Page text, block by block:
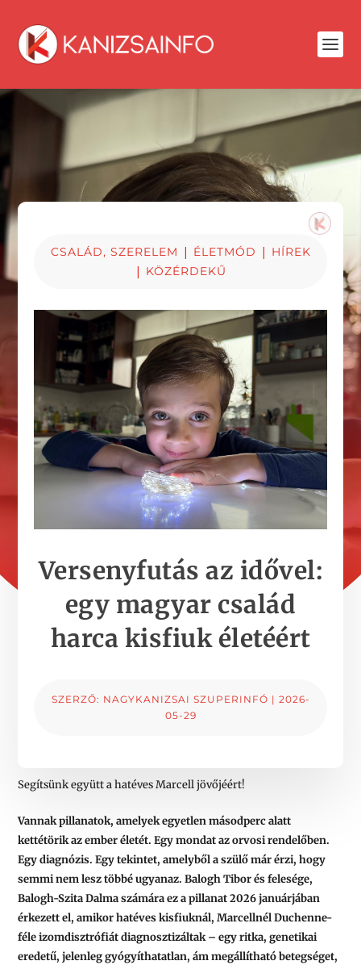
CSALÁD, SZERELEM | ÉLETMÓD | HÍREK
| KÖZÉRDEKŰ
Versenyfutás az idővel:
egy magyar család
harca kisfiuk életéért
SZERZŐ: NAGYKANIZSAI SZUPERINFÓ | 2026-
05-29
Segítsünk együtt a hatéves Marcell jövőjéért!
Vannak pillanatok, amelyek egyetlen másodperc alatt
kettétörik az ember életét. Egy mondat az orvosi rendelőben.
Egy diagnózis. Egy tekintet, amelyből a szülő már érzi, hogy
semmi nem lesz többé ugyanaz. Balogh Tibor és felesége,
Balogh-Szita Dalma számára ez a pillanat 2026 januárjában
érkezett el, amikor hatéves kisfiuknál, Marcellnél Duchenne-
féle izomdisztrófiát diagnosztizáltak – egy ritka, genetikai
eredetű, jelenleg gyógyíthatatlan, ám megállítható betegséget,